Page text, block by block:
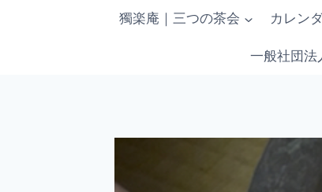
獨楽庵｜三つの茶会 カレン
一般社団法